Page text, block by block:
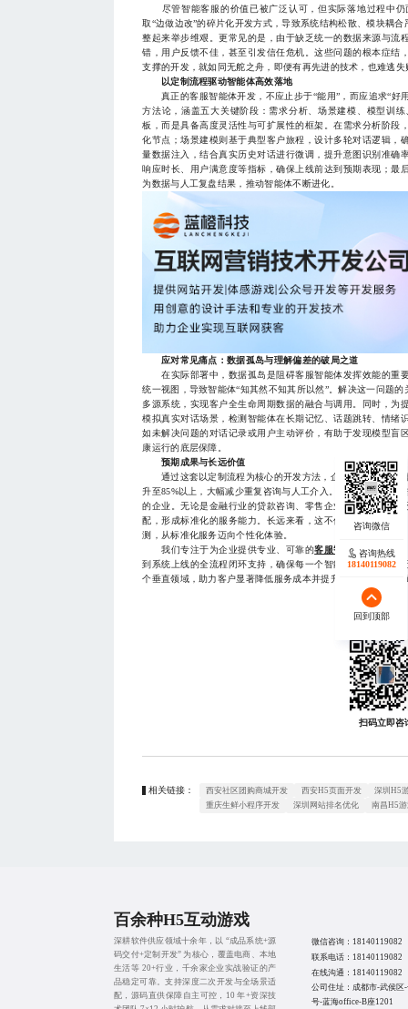
尽管智能客服的价值已被广泛认可，但实际落地过程中仍
取“边做边改”的碎片化开发方式，导致系统结构松散、模块耦
整起来举步维艰。更常见的是，由于缺乏统一的数据来源与流
错，用户反馈不佳，甚至引发信任危机。这些问题的根本症结
支撑的开发，就如同无舵之舟，即便有再先进的技术，也难逃失
以定制流程驱动智能体高效落地
真正的客服智能体开发，不应止步于“能用”，而应追求“好
方法论，涵盖五大关键阶段：需求分析、场景建模、模型训
板，而是具备高度灵活性与可扩展性的框架。在需求分析阶段
化节点；场景建模则基于典型客户旅程，设计多轮对话逻辑，
量数据注入，结合真实历史对话进行微调，提升意图识别准确
响应时长、用户满意度等指标，确保上线前达到预期表现；最
为数据与人工复盘结果，推动智能体不断进化。
应对常见痛点：数据孤岛与理解偏差的破局之道
在实际部署中，数据孤岛是阻碍客服智能体发挥效能的重
统一视图，导致智能体“知其然不知其所以然”。解决这一问题
多源系统，实现客户全生命周期数据的融合与调用。同时，为
模拟真实对话场景，检测智能体在长期记忆、话题跳转、情绪
如未解决问题的对话记录或用户主动评价，有助于发现模型盲
康运行的底层保障。
预期成果与长远价值
通过这套以定制流程为核心的开发方法，企业有望实现客服
升至85%以上，大幅减少重复咨询与人工介入。更重要的是，
的企业。无论是金融行业的贷款咨询、零售企业的订单查询，
配，形成标准化的服务能力。长远来看，这不仅是效率的提
测，从标准化服务迈向个性化体验。
我们专注于为企业提供专业、可靠的客服智能体开发服务
到系统上线的全流程闭环支持，确保每一个智能体都能精准匹
个垂直领域，助力客户显著降低服务成本并提升客户忠诚度，
扫码立即咨
相关链接： 西安社区团购商城开发 西安H5页面开发
深圳H5
重庆生鲜小程序开发
深圳网站排名优化 南昌H5
咨询热线
17723342546
回到顶部
咨询热线
18140119082
回到顶部
百余种H5互动游戏
深耕软件供应领域十余年，以 “成品系统+源
码交付+定制开发” 为核心，覆盖电商、本地
生活等 20+行业，千余家企业实战验证的产
品稳定可靠。支持深度二次开发与全场景适
配，源码直供保障自主可控，10 年+资深技
微信咨询： 18140119082
联系电话： 18140119082
在线沟通： 18140119082
公司住址：成都市-武侯区
号-蓝海office-B座1201